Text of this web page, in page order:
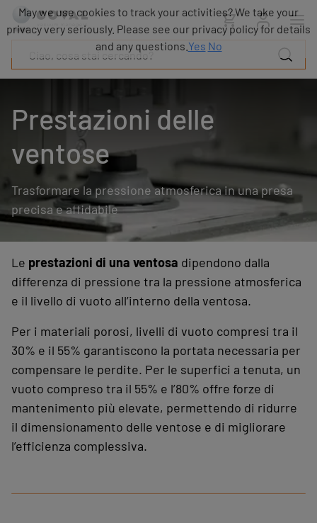
Prestazioni delle
ventose
Trasformare la pressione atmosferica in una presa
precisa e affidabile
Le prestazioni di una ventosa dipendono dalla
differenza di pressione tra la pressione atmosferica
e il livello di vuoto all’interno della ventosa.
Per i materiali porosi, livelli di vuoto compresi tra il
30% e il 55% garantiscono la portata necessaria per
compensare le perdite. Per le superfici a tenuta, un
vuoto compreso tra il 55% e l’80% offre forze di
mantenimento più elevate, permettendo di ridurre
il dimensionamento delle ventose e di migliorare
l’efficienza complessiva.
Prodotti
Industrie
Risorse
Informazioni
COVAL
Carriera
Partner
Contatto
commerciale
Contatto
May we use cookies to track your activities? We take your
privacy very seriously. Please see our privacy policy for details
and any questions. Yes No